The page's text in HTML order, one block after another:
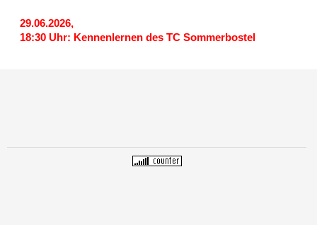
29.06.2026,
18:30 Uhr: Kennenlernen des TC Sommerbostel